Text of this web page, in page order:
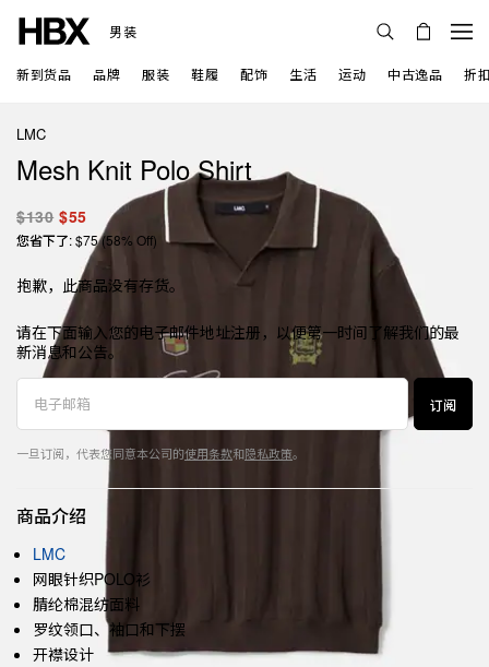
男装
新到货品 品牌 服装 鞋履 配饰 生活 运动 中古逸品 折
LMC
Mesh Knit Polo Shirt
$130 $55
您省下了: $75 (58% Off)
抱歉，此商品没有存货。
请在下面输入您的电子邮件地址注册，以便第一时间了解我们的最
新消息和公告。
订阅
一旦订阅，代表您同意本公司的使用条款和隐私政策。
商品介绍
LMC
网眼针织POLO衫
腈纶棉混纺面料
罗纹领口、袖口和下摆
开襟设计